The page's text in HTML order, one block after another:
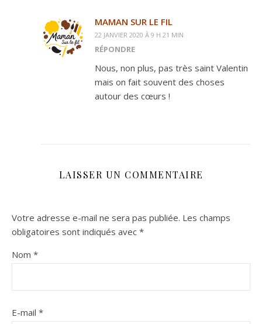
MAMAN SUR LE FIL
22 JANVIER 2020 À 9 H 21 MIN
RÉPONDRE
Nous, non plus, pas très saint Valentin
mais on fait souvent des choses
autour des cœurs !
LAISSER UN COMMENTAIRE
Votre adresse e-mail ne sera pas publiée. Les champs
obligatoires sont indiqués avec *
Nom *
E-mail *